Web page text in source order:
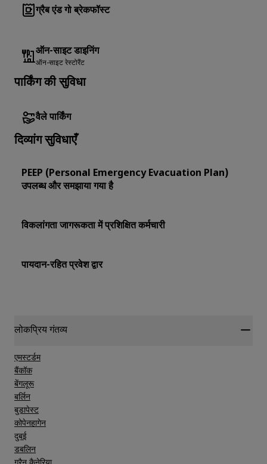
ग्रैब एंड गो ब्रेकफॉस्ट
ऑन-साइट डाइनिंग
ऑन-साइट रेस्टोरैंट
पार्किंग की सुविधा
वैले पार्किंग
दिव्यांग सुविधाएँ
PEEP (Personal Emergency Evacuation Plan)
उपलब्ध और समझाया गया है
विकलांगता जागरूकता में प्रशिक्षित कर्मचारी
पायदान-रहित प्रवेश द्वार
लोकप्रिय गंतव्य
एमस्टर्डम
बैंकॉक
बेंगलूरू
बर्लिन
बुडापेस्ट
कोपेनहागेन
दुबई
डबलिन